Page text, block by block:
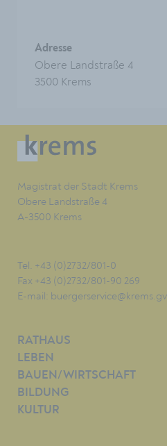
Adresse
Obere Landstraße 4
3500 Krems
Magistrat der Stadt Krems
Obere Landstraße 4
A-3500 Krems
Tel. +43 (0)2732/801-0
Fax +43 (0)2732/801-90 269
E-mail:
RATHAUS
LEBEN
BAUEN/WIRTSCHAFT
BILDUNG
KULTUR